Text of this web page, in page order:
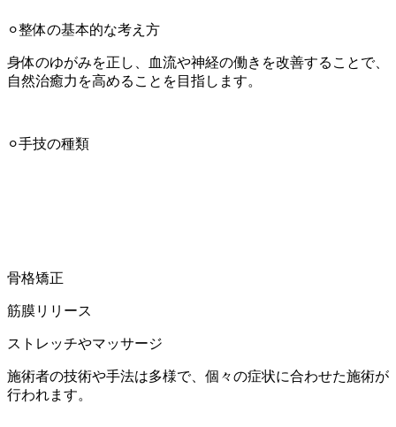
⚪︎整体の基本的な考え方
身体のゆがみを正し、血流や神経の働きを改善することで、
自然治癒力を高めることを目指します。
⚪︎手技の種類
骨格矯正
筋膜リリース
ストレッチやマッサージ
施術者の技術や手法は多様で、個々の症状に合わせた施術が
行われます。